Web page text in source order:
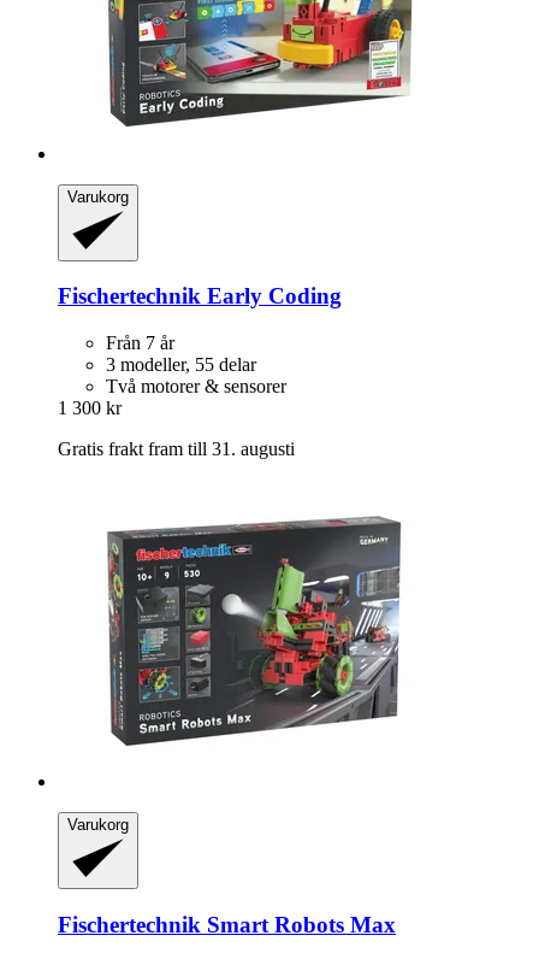
Varukorg
Fischertechnik Early Coding
Från 7 år
3 modeller, 55 delar
Två motorer & sensorer
1 300 kr
Gratis frakt fram till 31. augusti
Varukorg
Fischertechnik Smart Robots Max